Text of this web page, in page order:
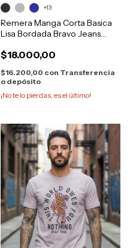
Remera Manga Corta Basica
Lisa Bordada Bravo Jeans
$18.000,00
$16.200,00 con Transferencia
o depósito
¡No te lo pierdas, es el último!
+13